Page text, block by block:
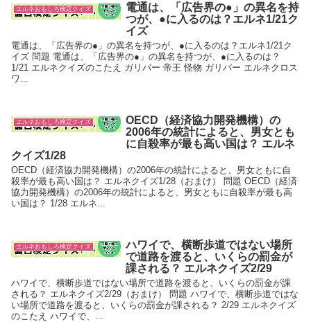
エルネおもしろ検定クイズ
電通は、「広告界の●」の異名を持
つが、●に入るのは？エルネ1/21ク
イズ
電通は、「広告界の●」の異名を持つが、●に入るのは？エルネ1/21ク
イズ 問題 電通は、「広告界の●」の異名を持つが、●に入るのは？
1/21 エルネクイズのこたえ ガリバー 帝王 怪物 ガリバー エルネクロス
ワ...
エルネおもしろ検定クイズ
OECD（経済協力開発機構）の
2006年の統計によると、男女とも
に自殺率が最も高い国は？ エルネ
クイズ1/28
OECD（経済協力開発機構）の2006年の統計によると、男女ともに自
殺率が最も高い国は？ エルネクイズ1/28（おまけ） 問題 OECD（経済
協力開発機構）の2006年の統計によると、男女ともに自殺率が最も高
い国は？ 1/28 エルネ...
エルネおもしろ検定クイズ
ハワイで、横断歩道ではない場所
で道路を渡ると、いくらの罰金が
課される？ エルネクイズ2/29
ハワイで、横断歩道ではない場所で道路を渡ると、いくらの罰金が課
される？ エルネクイズ2/29（おまけ） 問題 ハワイで、横断歩道ではな
い場所で道路を渡ると、いくらの罰金が課される？ 2/29 エルネクイズ
のこたえ ハワイで、...